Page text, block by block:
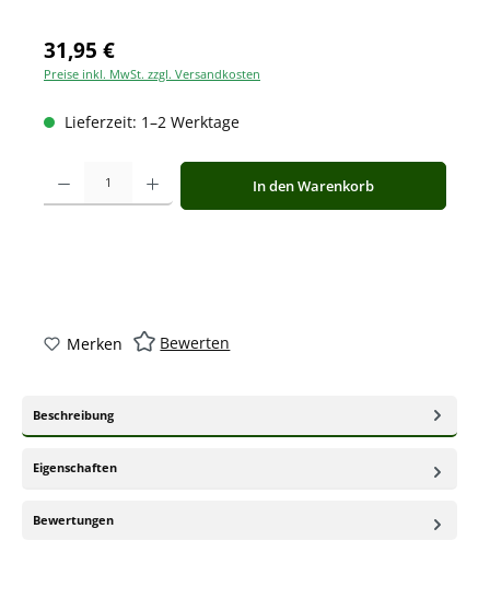
31,95 €
Preise inkl. MwSt. zzgl. Versandkosten
Lieferzeit: 1–2 Werktage
Produkt Anzahl: Gib den gewünschten Wert ein oder benutze die
In den Warenkorb
Merken Bewerten
Beschreibung
Eigenschaften
Bewertungen